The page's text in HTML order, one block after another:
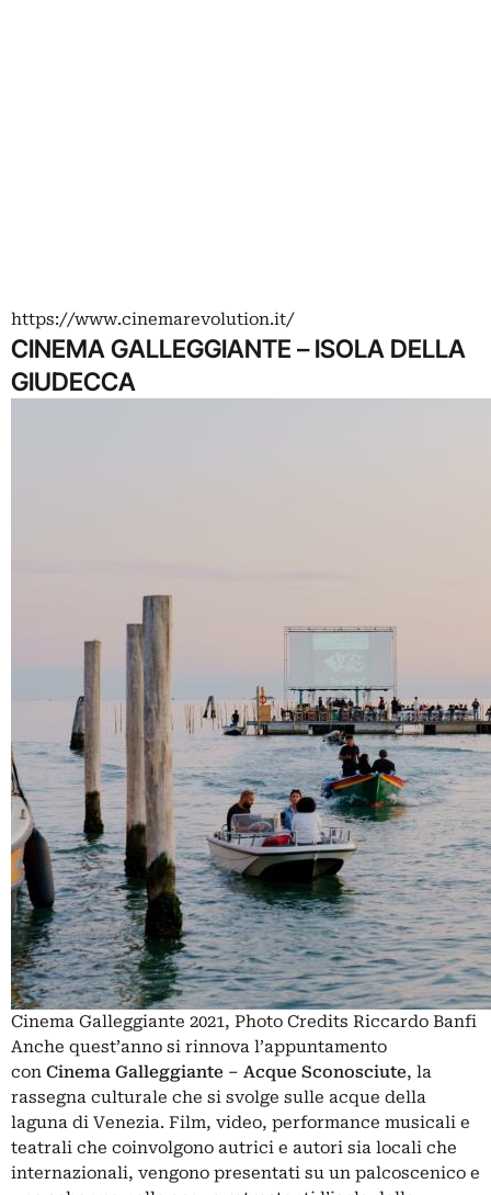
https://www.cinemarevolution.it/
CINEMA GALLEGGIANTE – ISOLA DELLA
GIUDECCA
Cinema Galleggiante 2021, Photo Credits Riccardo Banfi
Anche quest’anno si rinnova l’appuntamento
con Cinema Galleggiante – Acque Sconosciute, la
rassegna culturale che si svolge sulle acque della
laguna di Venezia. Film, video, performance musicali e
teatrali che coinvolgono autrici e autori sia locali che
internazionali, vengono presentati su un palcoscenico e